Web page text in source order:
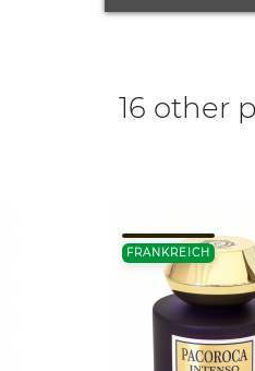
16 other
FRANKREICH